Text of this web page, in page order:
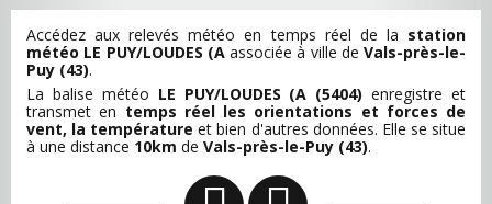
Accédez aux relevés météo en temps réel de la station
météo LE PUY/LOUDES (Aassociée à ville de Vals-près-le-
Puy (43).
La balise météo LE PUY/LOUDES (A (5404)enregistre et
transmet en temps réel les orientations et forces de
vent, la température et bien d'autres données. Elle se situe
à une distance 10km de Vals-près-le-Puy (43).